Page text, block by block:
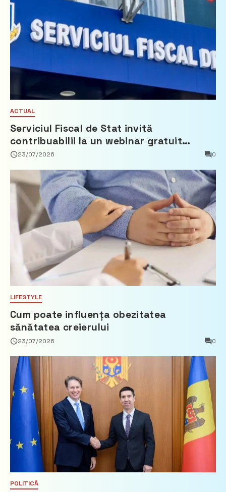
ACTUAL
Serviciul Fiscal de Stat invită
contribuabilii la un webinar gratuit
privind calculul impozitului pe bunurile
23/07/2026 0
LIFESTYLE
Cum poate influența obezitatea
sănătatea creierului
23/07/2026 0
POLITICĂ